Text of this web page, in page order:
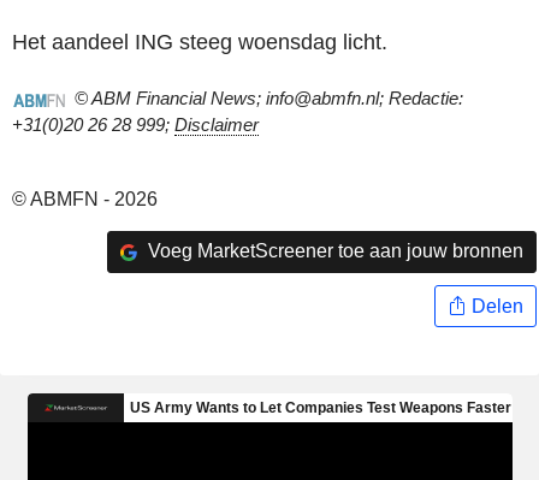
Het aandeel ING steeg woensdag licht.
© ABM Financial News; info@abmfn.nl; Redactie:
+31(0)20 26 28 999; Disclaimer
© ABMFN - 2026
Voeg MarketScreener toe aan jouw bronnen
Delen